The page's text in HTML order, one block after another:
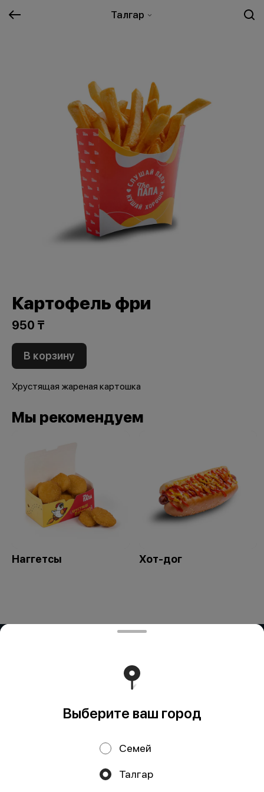
Талгар
Картофель фри
950 ₸
В корзину
Хрустящая жареная картошка
Мы рекомендуем
Наггетсы Хот-дог
в АО "Kaspi Bank" БИК CASPKZKA
Работает на эффективном ядре
Политика конфиденциальности
Выберите ваш город
Семей
Талгар